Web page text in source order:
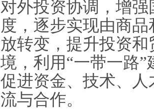
对外投资协调，增
度，逐步实现由商
放转变，提升投资
境，利用“一带一路
促进资金、技术、
流与合作。